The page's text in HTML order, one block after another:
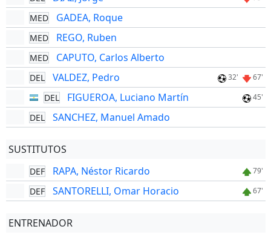
MED GADEA, Roque
MED REGO, Ruben
MED CAPUTO, Carlos Alberto
DEL VALDEZ, Pedro 32' 67'
DEL FIGUEROA, Luciano Martín 45'
DEL SANCHEZ, Manuel Amado
SUSTITUTOS
DEF RAPA, Néstor Ricardo 79'
DEF SANTORELLI, Omar Horacio 67'
ENTRENADOR